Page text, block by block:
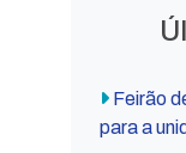
Feirão
para a